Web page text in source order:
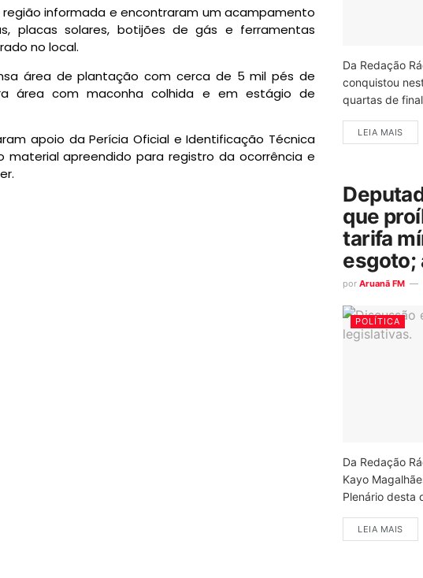
região informada e encontraram um acampamento
placas solares, botijões de gás e ferramentas
no local.
área de plantação com cerca de 5 mil pés de
área com maconha colhida e em estágio de
apoio da Perícia Oficial e Identificação Técnica
material apreendido para registro da ocorrência e
Da Redação
conquistou
quartas de
LEIA MAIS
que
tarifa
esgoto;
por Aruanã FM
POLÍTICA
Da Redação
Kayo
Plenário desta
LEIA MAIS